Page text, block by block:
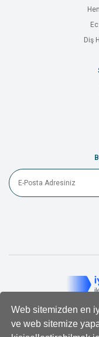
Web sitemizden en
ve web sitemize
Diş